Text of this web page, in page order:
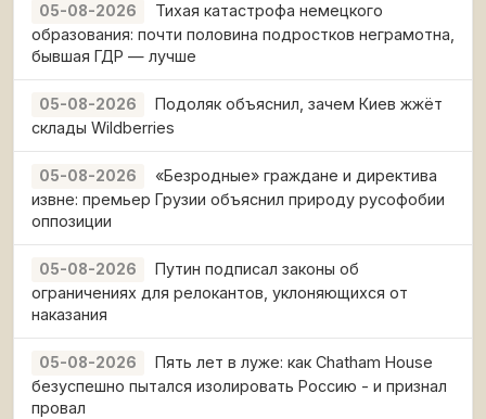
05-08-2026
Тихая катастрофа немецкого
образования: почти половина подростков неграмотна,
бывшая ГДР — лучше
05-08-2026
Подоляк объяснил, зачем Киев жжёт
склады Wildberries
05-08-2026
«Безродные» граждане и директива
извне: премьер Грузии объяснил природу русофобии
оппозиции
05-08-2026
Путин подписал законы об
ограничениях для релокантов, уклоняющихся от
наказания
05-08-2026
Пять лет в луже: как Chatham House
безуспешно пытался изолировать Россию - и признал
провал